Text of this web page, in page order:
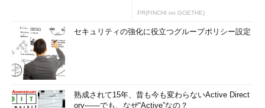
PR(FINCHI on GOETHE)
セキュリティの強化に役立つグループポリシー設定
熟成されて15年、昔も今も変わらないActive Direct
ory――でも、なぜ“Active”なの？